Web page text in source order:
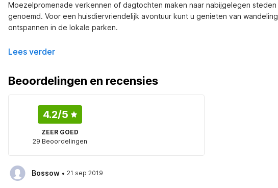
Moezelpromenade verkennen of dagtochten maken naar nabijgelegen
genoemd. Voor een huisdiervriendelijk avontuur kunt u genieten van
ontspannen in de lokale parken.
Lees verder
Beoordelingen en recensies
4.2/5
ZEER GOED
29 Beoordelingen
Bossow · 21 sep 2019